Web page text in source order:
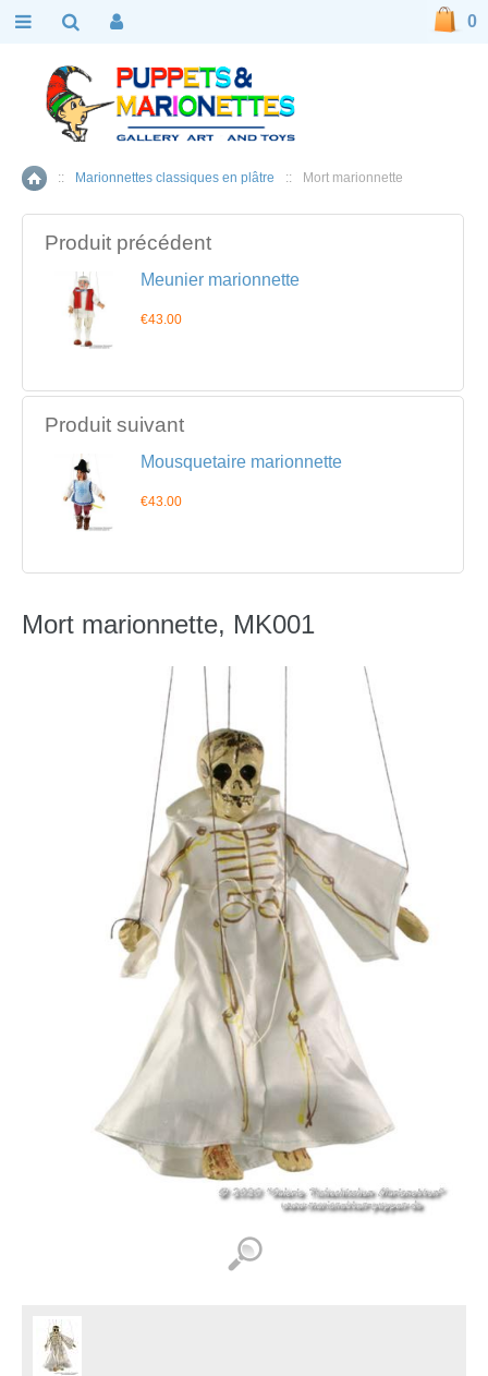
Accueil
:: Marionnettes classiques en plâtre :: Mort marionnette
Produit précédent
Meunier marionnette
€43.00
Produit suivant
Mousquetaire marionnette
€43.00
Mort marionnette, MK001
0